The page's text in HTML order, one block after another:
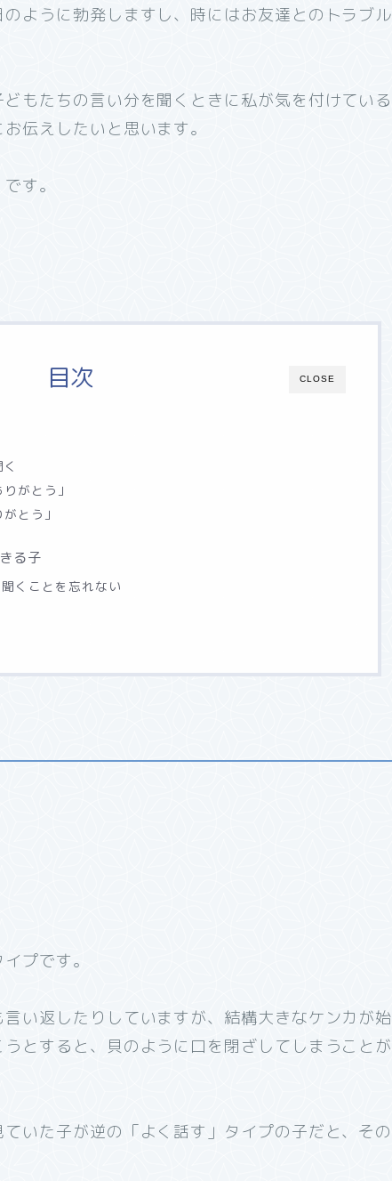
ように勃発しますし、時にはお友達とのトラブル
もたちの言い分を聞くときに私が気を付けている
伝えしたいと思います。
です。
CLOSE
目次
がとう」
とう」
る子
くことを忘れない
プです。
い返したりしていますが、結構大きなケンカが始
とすると、貝のように口を閉ざしてしまうことが
いた子が逆の「よく話す」タイプの子だと、その